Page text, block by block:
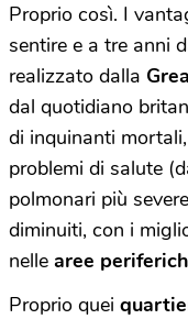
Proprio così. I
sentire e a tre anni
realizzato dalla
dal quotidiano
di inquinanti
problemi di salute
polmonari più
diminuiti, con i
nelle aree
Proprio quei